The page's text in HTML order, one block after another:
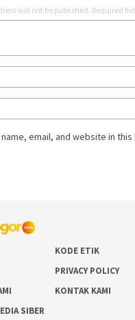
will not be published. Required
name, email, and website in
KODE ETIK
PRIVACY POLICY
KONTAK KAMI
SIBER